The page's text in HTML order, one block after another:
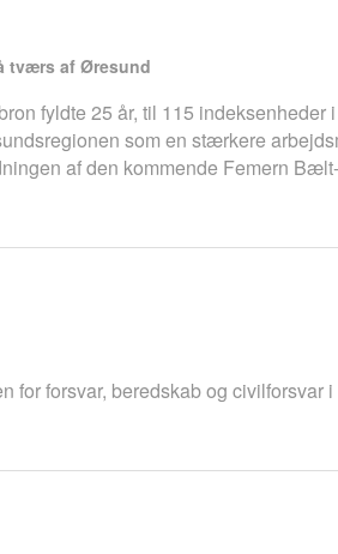
tværs af Øresund
fyldte 25 år, til 115
som en stærkere
af den kommende Femern
forsvar, beredskab og civilforsvar